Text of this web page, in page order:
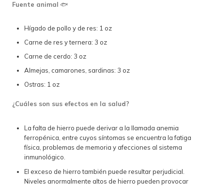
Fuente animal 🐟
Hígado de pollo y de res: 1 oz
Carne de res y ternera: 3 oz
Carne de cerdo: 3 oz
Almejas, camarones, sardinas: 3 oz
Ostras: 1 oz
¿Cuáles son sus efectos en la salud?
La falta de hierro puede derivar a la llamada anemia
ferropénica, entre cuyos síntomas se encuentra la fatiga
física, problemas de memoria y afecciones al sistema
inmunológico.
El exceso de hierro también puede resultar perjudicial.
Niveles anormalmente altos de hierro pueden provocar